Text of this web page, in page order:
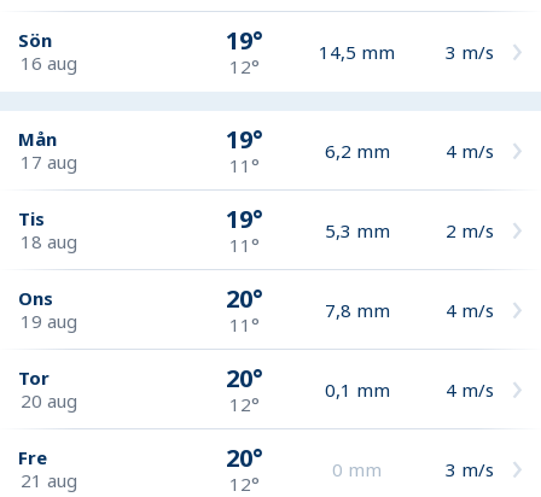
Sön
16 aug
19°
12°
14,5 mm 3 m/s
Mån
17 aug
19°
11°
6,2 mm 4 m/s
Tis
18 aug
19°
11°
5,3 mm 2 m/s
Ons
19 aug
20°
11°
7,8 mm 4 m/s
Tor
20 aug
20°
12°
0,1 mm 4 m/s
Fre
21 aug
20°
12°
0 mm 3 m/s